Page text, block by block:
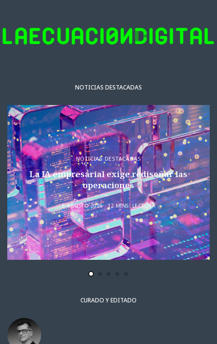
NOTICIAS DESTACADAS
NOTICIAS DESTACADAS
La IA empresarial exige rediseñar las
operaciones
5 AGOSTO 2026 12 MINS. LECTURA
CURADO Y EDITADO